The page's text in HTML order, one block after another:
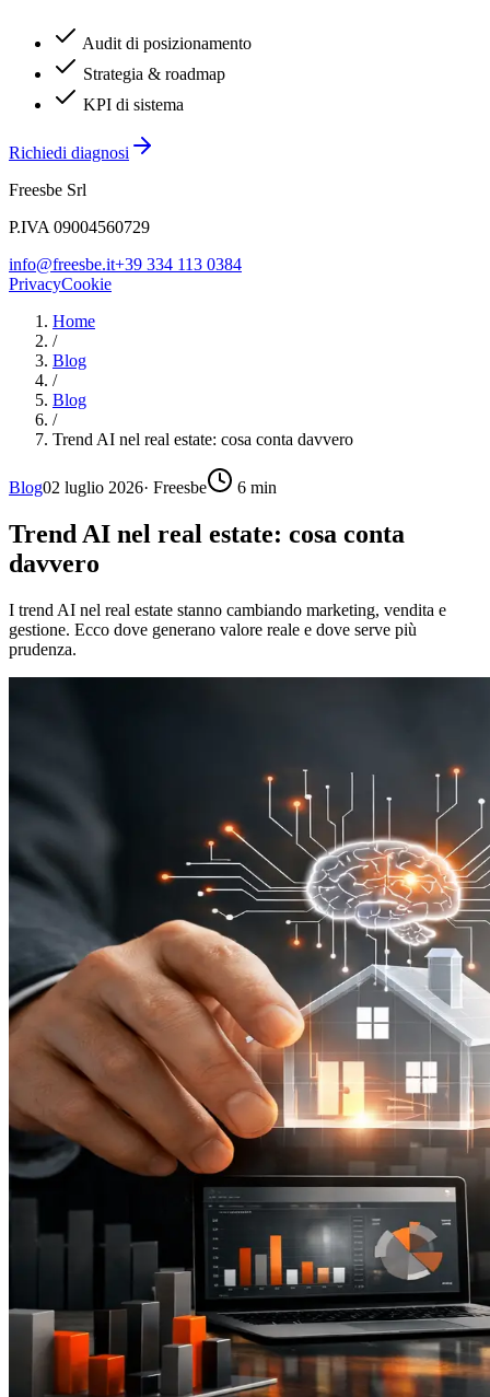
Audit di posizionamento
Strategia & roadmap
KPI di sistema
Richiedi diagnosi
Freesbe Srl
P.IVA 09004560729
info@freesbe.it+39 334 113 0384
PrivacyCookie
Home
/
Blog
/
Blog
/
Trend AI nel real estate: cosa conta davvero
Blog02 luglio 2026· Freesbe 6 min
Trend AI nel real estate: cosa conta
davvero
I trend AI nel real estate stanno cambiando marketing, vendita e
gestione. Ecco dove generano valore reale e dove serve più
prudenza.